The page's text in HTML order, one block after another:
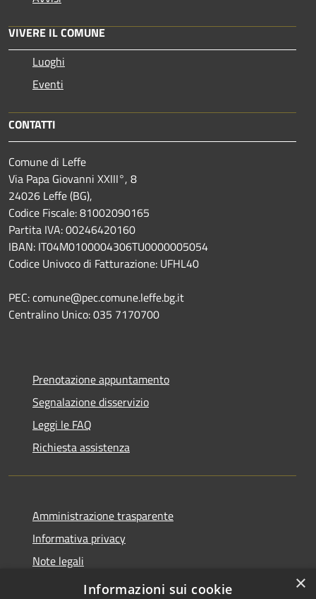
VIVERE IL COMUNE
Luoghi
Eventi
CONTATTI
Comune di Leffe
Via Papa Giovanni XXIII°, 8
24026 Leffe (BG),
Codice Fiscale: 81002090165
Partita IVA: 00246420160
IBAN: IT04M0100004306TU0000005054
Codice Univoco di Fatturazione: UFHL40
PEC: comune@pec.comune.leffe.bg.it
Centralino Unico: 035 7170700
Prenotazione appuntamento
Segnalazione disservizio
Leggi le FAQ
Richiesta assistenza
Amministrazione trasparente
Informativa privacy
Note legali
Dichiarazione di accessibilità
×
Informazioni sui cookie